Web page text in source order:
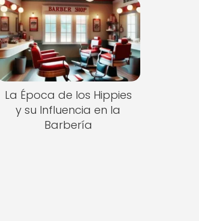
La Época de los Hippies
y su Influencia en la
Barbería